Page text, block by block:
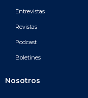
Entrevistas
Revistas
Podcast
Boletines
Nosotros